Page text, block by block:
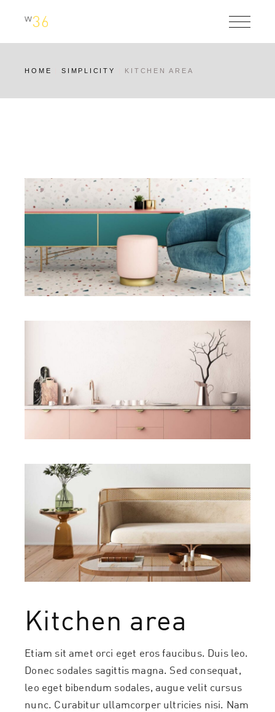
HOME SIMPLICITY KITCHEN AREA
Kitchen area
Etiam sit amet orci eget eros faucibus. Duis leo.
Donec sodales sagittis magna. Sed consequat,
leo eget bibendum sodales, augue velit cursus
nunc. Curabitur ullamcorper ultricies nisi. Nam